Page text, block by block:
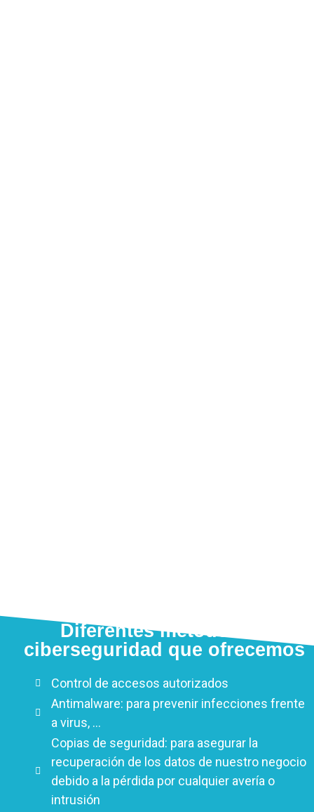
Diferentes métodos en
ciberseguridad que ofrecemos
Control de accesos autorizados
Antimalware: para prevenir infecciones frente
a virus, ...
Copias de seguridad: para asegurar la
recuperación de los datos de nuestro negocio
debido a la pérdida por cualquier avería o
intrusión